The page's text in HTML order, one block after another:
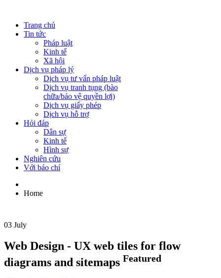
Trang chủ
Tin tức
Pháp luật
Kinh tế
Xã hội
Dịch vụ pháp lý
Dịch vụ tư vấn pháp luật
Dịch vụ tranh tụng (bào
chữa/bảo vệ quyền lợi)
Dịch vụ giấy phép
Dịch vụ hỗ trợ
Hỏi đáp
Dân sự
Kinh tế
Hình sự
Nghiên cứu
Với báo chí
Home
03 July
Web Design - UX web tiles for flow
diagrams and sitemaps Featured